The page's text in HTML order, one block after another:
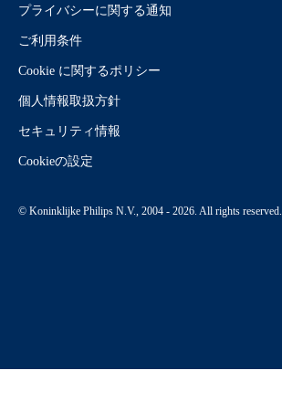
プライバシーに関する通知
ご利用条件
Cookie に関するポリシー
個人情報取扱方針
セキュリティ情報
Cookieの設定
© Koninklijke Philips N.V., 2004 - 2026. All rights reserved.